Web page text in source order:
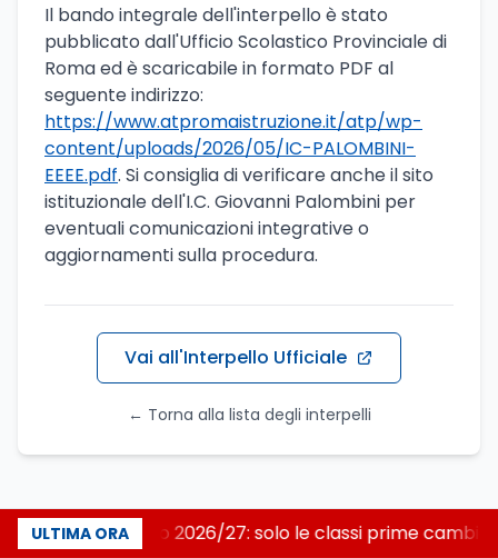
Il bando integrale dell'interpello è stato
pubblicato dall'Ufficio Scolastico Provinciale di
Roma ed è scaricabile in formato PDF al
seguente indirizzo:
https://www.atpromaistruzione.it/atp/wp-
content/uploads/2026/05/IC-PALOMBINI-
EEEE.pdf. Si consiglia di verificare anche il sito
istituzionale dell'I.C. Giovanni Palombini per
eventuali comunicazioni integrative o
aggiornamenti sulla procedura.
Vai all'Interpello Ufficiale
← Torna alla lista degli interpelli
ULTIMA ORA
Nuovo curricolo 2026/27: solo le classi prime